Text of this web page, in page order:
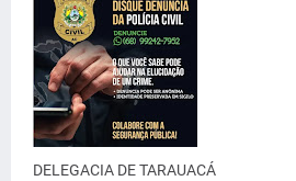
DELEGACIA DE TARAUACÁ